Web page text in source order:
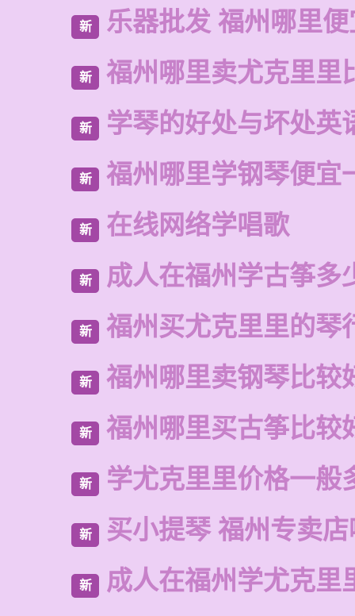
新 乐器批发 福州哪里
新 福州哪里卖尤克里里
新 学琴的好处与坏处英
新 福州哪里学钢琴便宜
新 在线网络学唱歌
新 成人在福州学古筝多
新 福州买尤克里里的琴
新 福州哪里卖钢琴比较
新 福州哪里买古筝比较
新 学尤克里里价格一般
新 买小提琴 福州专卖
新 成人在福州学尤克里